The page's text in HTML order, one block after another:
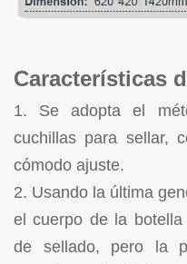
Características
1. Se adopta el
cuchillas para sellar,
cómodo ajuste.
2. Usando la última
el cuerpo de la botella
de sellado, pero la